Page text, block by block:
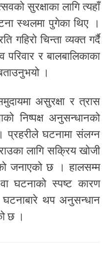
सुरक्षाका लागि त्यहाँ
स्थलमा पुगेका थिए ।
गहिरो चिन्ता व्यक्त गर्दै
परिवार र बालबालिकाका
।
असुरक्षा र त्रास
निष्पक्ष अनुसन्धानको
प्रहरीले घटनामा संलग्न
लागि सक्रिय खोजी
जनाएको छ । हालसम्म
घटनाको स्पष्ट कारण
थप अनुसन्धान
छ ।